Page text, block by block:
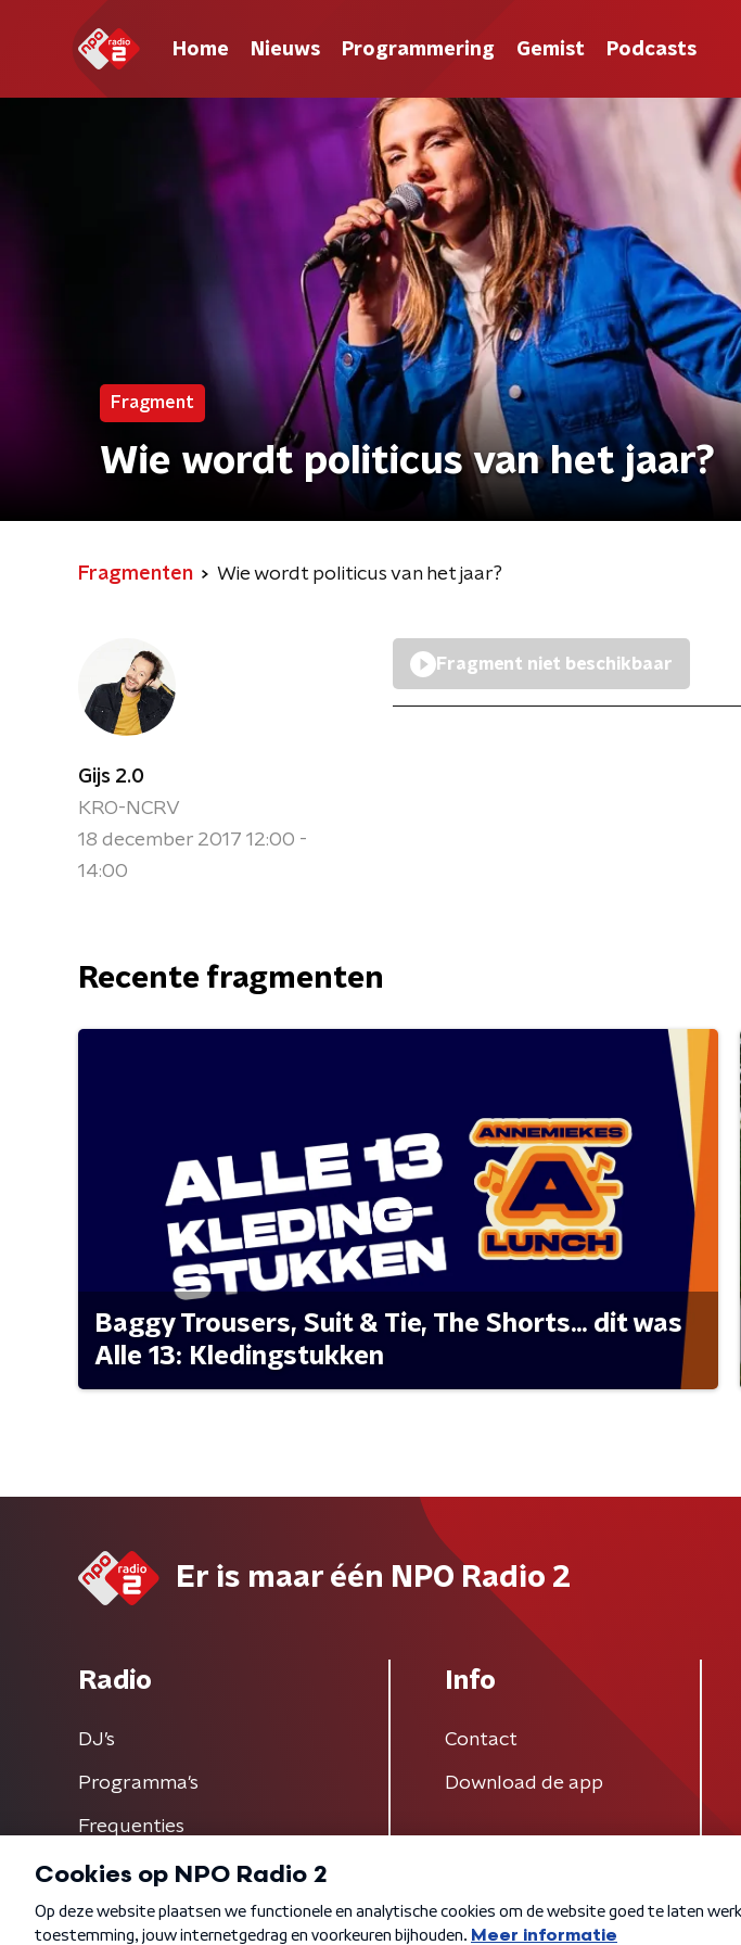
Home Nieuws Programmering Gemist Podcasts
Fragment
Wie wordt politicus van het jaar?
Fragmenten Wie wordt politicus van het jaar?
Gijs 2.0
KRO-NCRV
18 december 2017 12:00 -
14:00
Fragment niet beschikbaar
Recente fragmenten
Baggy Trousers, Suit & Tie, The Shorts... dit was
Alle 13: Kledingstukken
Er is maar één NPO Radio 2
Radio
DJ’s
Programma's
Frequenties
Info
Contact
Download de app